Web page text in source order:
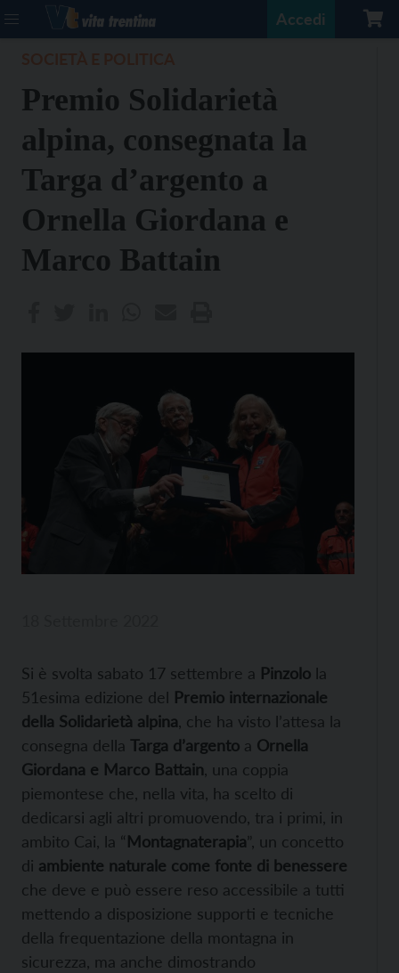
Accedi
Premio Solidarietà
alpina, consegnata la
Targa d’argento a
Ornella Giordana e
Marco Battain
Si è svolta sabato 17 settembre a Pinzolo la
51esima edizione del Premio internazionale
della Solidarietà alpina , che ha visto l’attesa la
consegna della Targa d’argento a Ornella
Giordana e Marco Battain , una coppia
piemontese che, nella vita, ha scelto di
dedicarsi agli altri promuovendo, tra i primi, in
ambito Cai, la “Montagnaterapia”, un concetto
di ambiente naturale come fonte di benessere
che deve e può essere reso accessibile a tutti
mettendo a disposizione supporti e tecniche
della frequentazione della montagna in
sicurezza, ma anche dimostrando